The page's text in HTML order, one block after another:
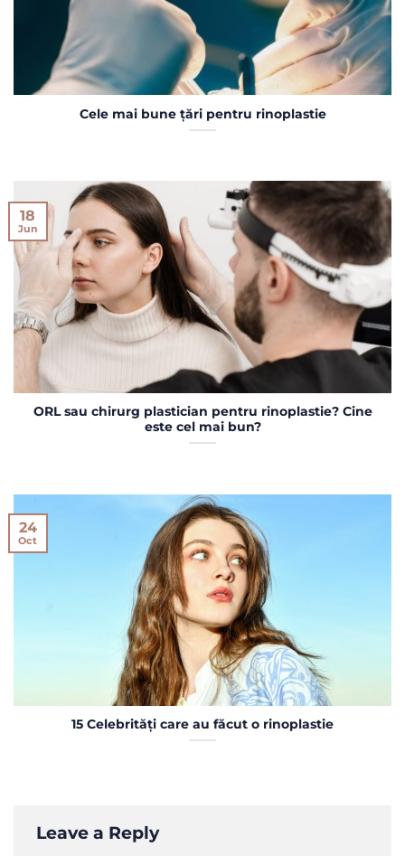
Cele mai bune țări pentru rinoplastie
ORL sau chirurg plastician pentru rinoplastie? Cine
este cel mai bun?
18
Jun
15 Celebrități care au făcut o rinoplastie
24
Oct
Leave a Reply